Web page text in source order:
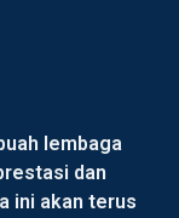
lembaga
dan
ini akan terus